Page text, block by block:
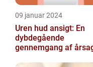
09 januar 2024
Uren hud ansigt: En
dybdegående
gennemgang af